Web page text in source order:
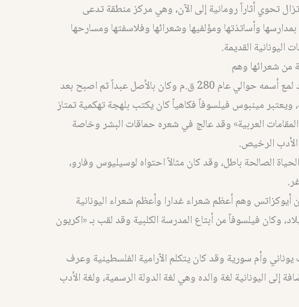
تحوي أثاراً رومانية إلى الآن، وهي مركز منطقة تدعى
وأساتذتها ومؤلفيها وشعرائها وفلاسفتها ومسارحها
القديمة.
من شعرائها وهم
الشاعر هجاء الجريء مينبوس وقد لمع أسمه حوالي عام 280 ق.م وكان بالأصل عبداً ثم اصبح بعد
ويعتبر مينبوس فيلسوفاً فكاهياً كان يكتب بلهجة تهكمية تمتاز
العربية» وقد عالج في شعره حماقات البشر وخاصة
الأدب الرخيص.
الصالحة باطل، وقد كان مثالاً احتواه لوسيليوس وفارو،
أيوكزاتس وهم أعظم شعراء غدارا وأعظم شعراء اليونانية
وكان فيلسوفاً من أبتاع المدرسة الكلبية وقد لقب بـ «اكريون
140 ق.م من أب يوناني وأم سورية وقد كان يتكلم الآرامية الفلسطينية وعرف
إلى اليونانية لغة والده وهي لغة الدولة الرسمية، ولغة الأدب